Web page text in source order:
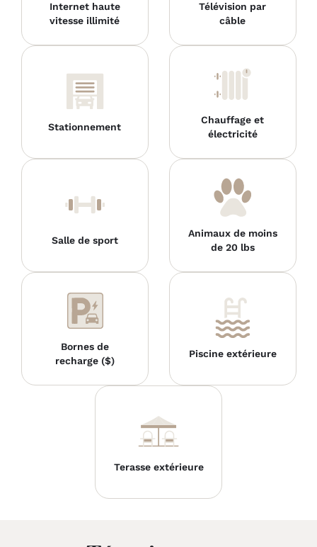
Internet haute
vitesse illimité
Télévision par
câble
Stationnement
Chauffage et
électricité
Salle de sport
Animaux de moins
de 20 lbs
Bornes de
recharge ($)
Piscine extérieure
Terasse extérieure